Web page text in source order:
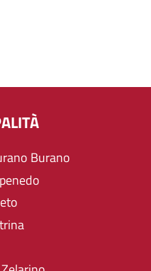
Burano